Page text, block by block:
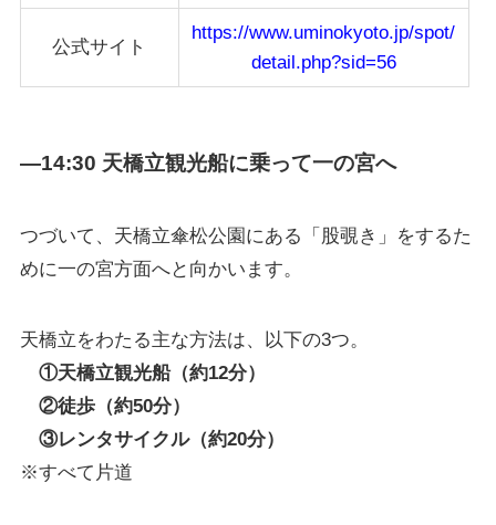
公式サイト
https://www.uminokyoto.jp/spot/
detail.php?sid=56
—14:30 天橋立観光船に乗って一の宮へ
つづいて、天橋立傘松公園にある「股覗き」をするた
めに一の宮方面へと向かいます。
天橋立をわたる主な方法は、以下の3つ。
①天橋立観光船（約12分）
②徒歩（約50分）
③レンタサイクル（約20分）
※すべて片道